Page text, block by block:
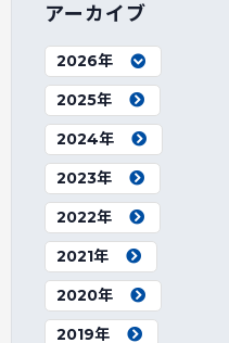
アーカイブ
2026年
2025年
2024年
2023年
2022年
2021年
2020年
2019年